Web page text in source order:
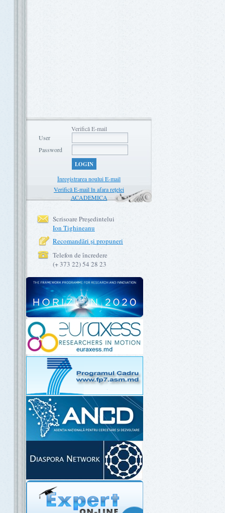
Verifică E-mail
User
Password
LOGIN
Înregistrarea noului E-mail
Verifică E-mail în afara rețelei
ACADEMICA
Scrisoare Preşedintelui
Ion Tighineanu
Recomandări şi propuneri
Telefon de încredere
(+ 373 22) 54 28 23